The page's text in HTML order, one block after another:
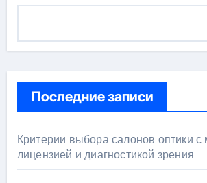
Последние записи
Критерии выбора салонов оптики с
лицензией и диагностикой зрения